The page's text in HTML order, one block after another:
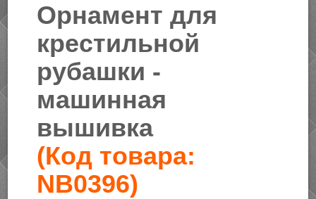
Орнамент для
крестильной
рубашки -
машинная
вышивка
(Код товара:
NB0396)